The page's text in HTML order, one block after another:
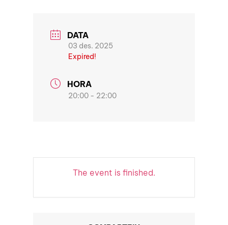
DATA
03 des. 2025
Expired!
HORA
20:00 - 22:00
The event is finished.